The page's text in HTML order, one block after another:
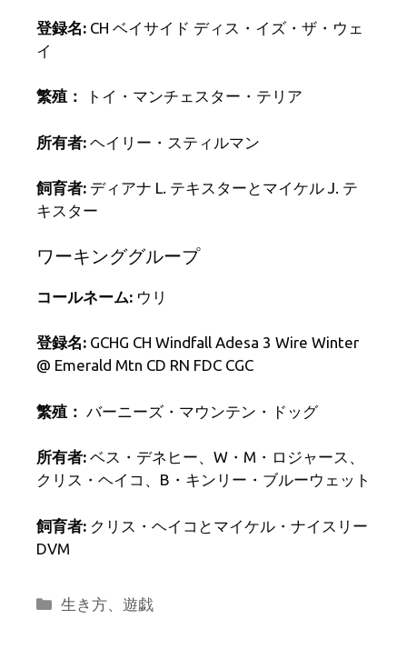
登録名: CH ベイサイド ディス・イズ・ザ・ウェ
イ
繁殖： トイ・マンチェスター・テリア
所有者: ヘイリー・スティルマン
飼育者: ディアナ L. テキスターとマイケル J. テ
キスター
ワーキンググループ
コールネーム: ウリ
登録名: GCHG CH Windfall Adesa 3 Wire Winter
@ Emerald Mtn CD RN FDC CGC
繁殖： バーニーズ・マウンテン・ドッグ
所有者: ベス・デネヒー、W・M・ロジャース、
クリス・ヘイコ、B・キンリー・ブルーウェット
飼育者: クリス・ヘイコとマイケル・ナイスリー
DVM
カ
生き方 、遊戯